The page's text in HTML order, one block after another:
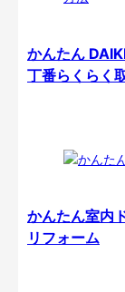
かんたん
丁番らくらく
かんたん室内
リフォーム